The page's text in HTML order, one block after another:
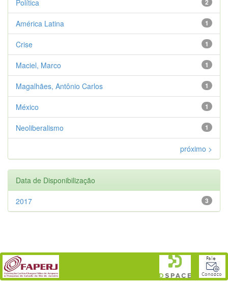
2
Política
1
América Latina
1
Crise
1
Maciel, Marco
1
Magalhães, Antônio Carlos
1
México
1
Neoliberalismo
próximo >
Data de Disponibilização
3
2017